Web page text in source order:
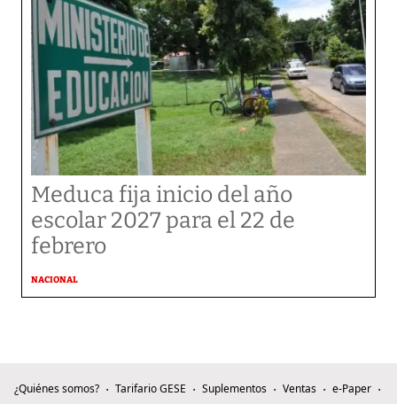
Meduca fija inicio del año
escolar 2027 para el 22 de
febrero
NACIONAL
¿Quiénes somos? Tarifario GESE Suplementos Ventas
e-Paper